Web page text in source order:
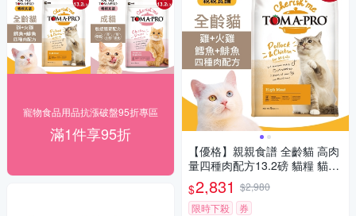
寵物食品用品抗漲破盤95折專區
滿1件享95折
【優格】親親食譜 全齡貓 高肉
量四種肉配方13.2磅 貓糧 貓飼
料
$2,831 $2,980
限時下殺
券